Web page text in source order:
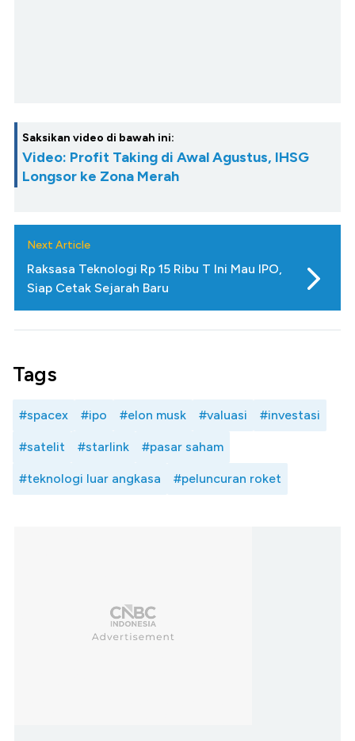
Saksikan video di bawah ini:
Video: Profit Taking di Awal Agustus, IHSG
Longsor ke Zona Merah
Next Article
Raksasa Teknologi Rp 15 Ribu T Ini Mau IPO,
Siap Cetak Sejarah Baru
Tags
#spacex #ipo #elon musk #valuasi #investasi
#satelit #starlink #pasar saham
#teknologi luar angkasa #peluncuran roket